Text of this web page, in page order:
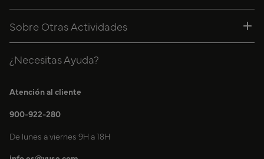
Sobre Otras Actividades
¿Necesitas Ayuda?
Atención al cliente
900-922-280
De lunes a viernes 9H a 18H